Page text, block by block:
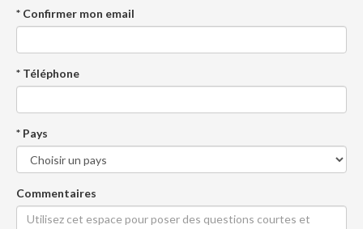
* Confirmer mon email
* Téléphone
* Pays
Commentaires